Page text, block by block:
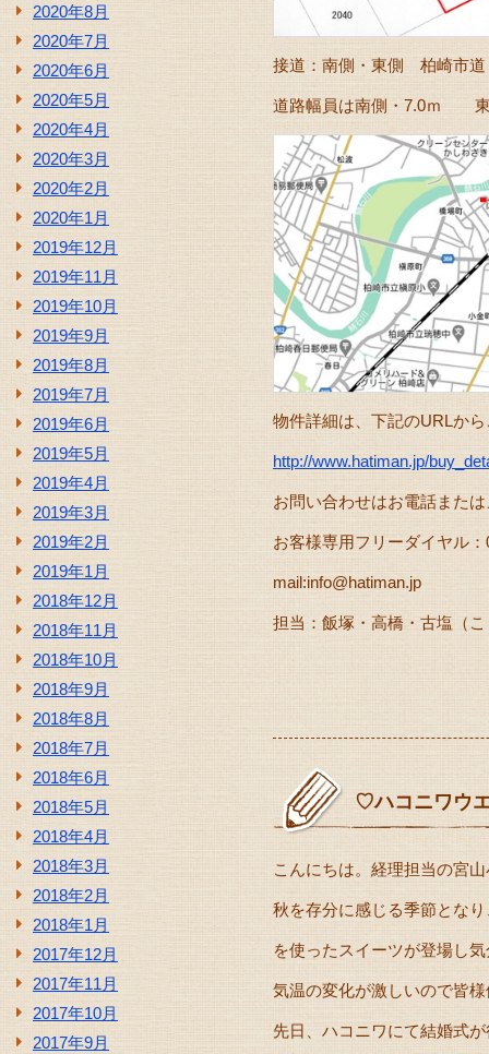
2020年8月
2020年7月
2020年6月
2020年5月
2020年4月
2020年3月
2020年2月
2020年1月
2019年12月
2019年11月
2019年10月
2019年9月
2019年8月
2019年7月
2019年6月
2019年5月
2019年4月
2019年3月
2019年2月
2019年1月
2018年12月
2018年11月
2018年10月
2018年9月
2018年8月
2018年7月
2018年6月
2018年5月
2018年4月
2018年3月
2018年2月
2018年1月
2017年12月
2017年11月
2017年10月
2017年9月
接道：南側・東側 柏崎
道路幅員は南側・7.0ｍ 東
物件詳細は、下記のURLか
http://www.hatiman.jp/
お問い合わせはお電話また
お客様専用フリーダイヤル：
mail:info@hatiman.jp
担当：飯塚・高橋・古塩（
♡ハコニワウ
こんにちは。経理担当の宮
秋を存分に感じる季節とな
を使ったスイーツが登場し
気温の変化が激しいので皆
先日、ハコニワにて結婚式